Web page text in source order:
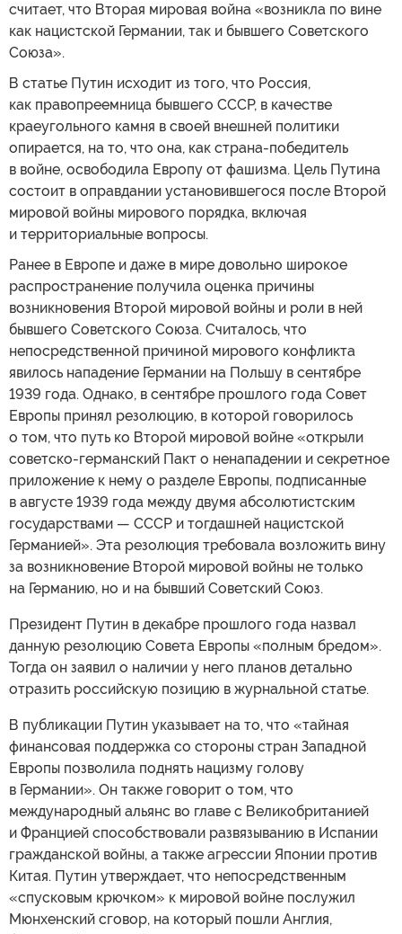
считает, что Вторая мировая война «возникла по вине
как нацистской Германии, так и бывшего Советского
Союза».
В статье Путин исходит из того, что Россия,
как правопреемница бывшего СССР, в качестве
краеугольного камня в своей внешней политики
опирается, на то, что она, как страна-победитель
в войне, освободила Европу от фашизма. Цель Путина
состоит в оправдании установившегося после Второй
мировой войны мирового порядка, включая
и территориальные вопросы.
Ранее в Европе и даже в мире довольно широкое
распространение получила оценка причины
возникновения Второй мировой войны и роли в ней
бывшего Советского Союза. Считалось, что
непосредственной причиной мирового конфликта
явилось нападение Германии на Польшу в сентябре
1939 года. Однако, в сентябре прошлого года Совет
Европы принял резолюцию, в которой говорилось
о том, что путь ко Второй мировой войне «открыли
советско-германский Пакт о ненападении и секретное
приложение к нему о разделе Европы, подписанные
в августе 1939 года между двумя абсолютистским
государствами — СССР и тогдашней нацистской
Германией». Эта резолюция требовала возложить вину
за возникновение Второй мировой войны не только
на Германию, но и на бывший Советский Союз.
Президент Путин в декабре прошлого года назвал
данную резолюцию Совета Европы «полным бредом».
Тогда он заявил о наличии у него планов детально
отразить российскую позицию в журнальной статье.
В публикации Путин указывает на то, что «тайная
финансовая поддержка со стороны стран Западной
Европы позволила поднять нацизму голову
в Германии». Он также говорит о том, что
международный альянс во главе с Великобританией
и Францией способствовали развязыванию в Испании
гражданской войны, а также агрессии Японии против
Китая. Путин утверждает, что непосредственным
«спусковым крючком» к мировой войне послужил
Мюнхенский сговор, на который пошли Англия,